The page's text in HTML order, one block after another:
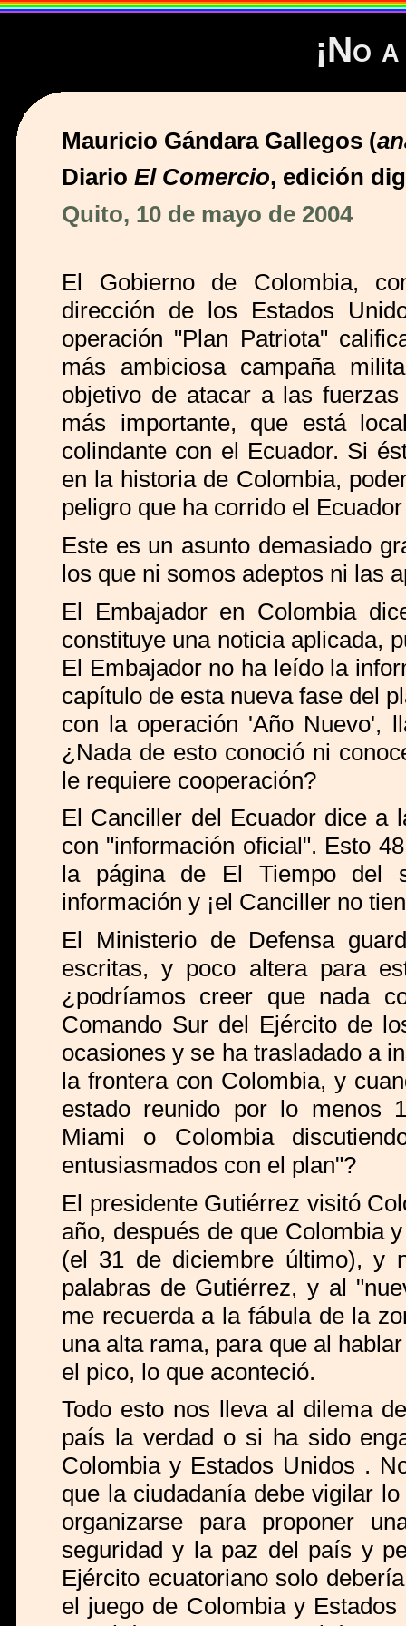
¡No
Mauricio Gándara Gallegos (
Diario El Comercio, edición
Quito, 10 de mayo de 2004
El Gobierno de Colombia,
dirección de los Estados
operación "Plan Patriota"
más ambiciosa campaña
objetivo de atacar a las
más importante, que está
colindante con el Ecuador. Si
en la historia de Colombia,
peligro que ha corrido el
Este es un asunto demasiado
los que ni somos adeptos ni las
El Embajador en Colombia
constituye una noticia aplicada,
El Embajador no ha leído la
capítulo de esta nueva fase del
con la operación 'Año Nuevo',
¿Nada de esto conoció ni
le requiere cooperación?
El Canciller del Ecuador dice a
con "información oficial". Esto
la página de El Tiempo del
información y ¡el Canciller no
El Ministerio de Defensa
escritas, y poco altera para
¿podríamos creer que nada
Comando Sur del Ejército de
ocasiones y se ha trasladado a
la frontera con Colombia, y
estado reunido por lo menos
Miami o Colombia
entusiasmados con el plan"?
El presidente Gutiérrez visitó
año, después de que Colombia
(el 31 de diciembre último), y
palabras de Gutiérrez, y al
me recuerda a la fábula de la
una alta rama, para que al
el pico, lo que aconteció.
Todo esto nos lleva al dilema
país la verdad o si ha sido
Colombia y Estados Unidos .
que la ciudadanía debe vigilar
organizarse para proponer
seguridad y la paz del país y
Ejército ecuatoriano solo
el juego de Colombia y